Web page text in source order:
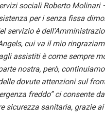
sociali Roberto Molinari
per i senza fissa
servizio è
cui va il mio
assistiti è come sempre
nostra, però,
dovute attenzioni sul
freddo” ci consente
sicurezza sanitaria, grazie